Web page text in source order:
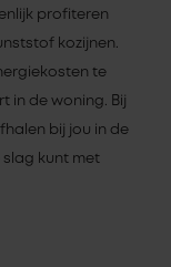
profiteren
kozijnen.
te
in de woning. Bij
bij jou in de
slag kunt met